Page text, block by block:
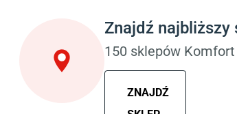
Kinkiety do sypialni
Znajdź najbliższy
150 sklepów Komfort
ZNAJDŹ